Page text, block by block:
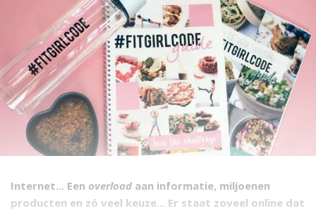
Internet... Een overload aan informatie, miljoenen
producten en zó veel keuze... Er staat zoveel online dat